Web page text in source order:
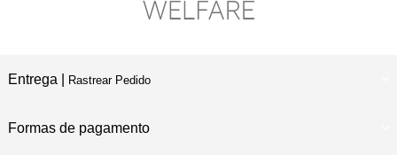
Entrega | Rastrear Pedido
Formas de pagamento